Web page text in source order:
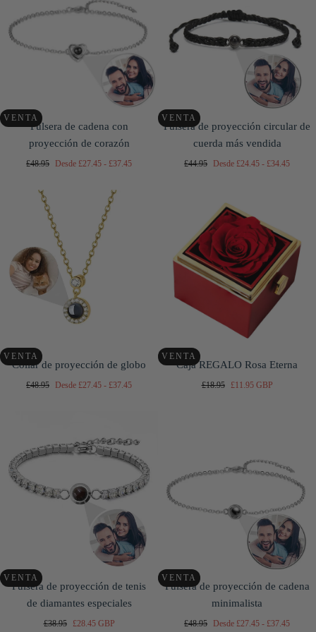
I
:
VENTA
Pulsera de cadena con
proyección de corazón
Precio
£48.95 DesdePrecio
£27.45 - Precio
£37.45
VENTA
Pulsera de proyección circular de
cuerda más vendida
Precio
£44.95 DesdePrecio
£24.45 - Precio
£34.45
VENTA
Collar de proyección de globo
Precio
£48.95 DesdePrecio
£27.45 - Precio
£37.45
VENTA
Caja REGALO Rosa Eterna
Precio
£18.95
Precio
£11.95 GBP
VENTA
Pulsera de proyección de tenis
de diamantes especiales
Precio
£38.95
Precio
£28.45 GBP
VENTA
Pulsera de proyección de cadena
minimalista
Precio
£48.95 DesdePrecio
£27.45 - Precio
£37.45